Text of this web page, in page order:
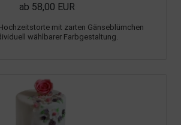
ab 58,00 EUR
mit zarten Gänseblümchen
wählbarer Farbgestaltung.